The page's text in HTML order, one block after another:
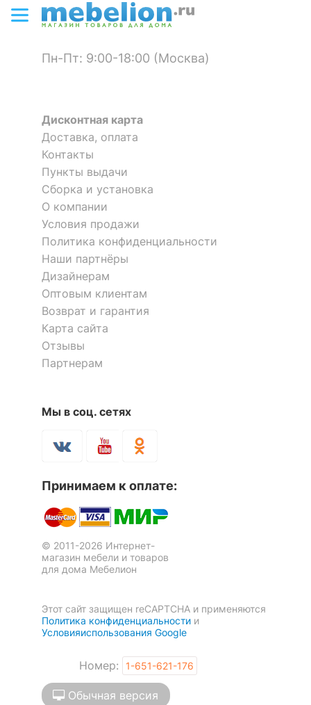
Пн-Пт: 9:00-18:00 (Москва)
Дисконтная карта
Доставка, оплата
Контакты
Пункты выдачи
Сборка и установка
О компании
Условия продажи
Политика конфиденциальности
Наши партнёры
Дизайнерам
Оптовым клиентам
Возврат и гарантия
Карта сайта
Отзывы
Партнерам
Мы в соц. сетях
Принимаем к оплате:
© 2011-2026 Интернет-
магазин мебели и товаров
для дома Мебелион
Этот сайт защищен reCAPTCHA и применяются
Политика конфиденциальности и
Условияиспользования Google
Номер: 1-651-621-176
Обычная версия